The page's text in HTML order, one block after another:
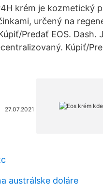
krém je kozmetický
určený na
Predať EOS. Dash.
Kúpiť/
27.07.2021
austrálske doláre